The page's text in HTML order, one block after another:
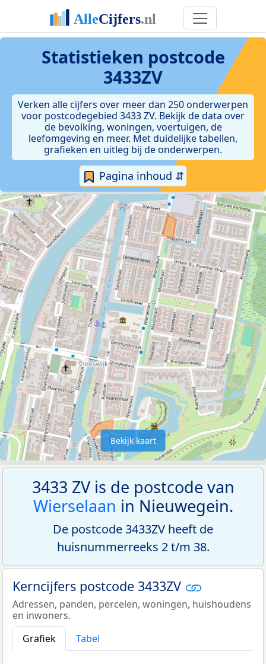
Statistieken postcode
3433ZV
Verken alle cijfers over meer dan 250 onderwerpen
voor postcodegebied 3433 ZV. Bekijk de data over
de bevolking, woningen, voertuigen, de
leefomgeving en meer. Met duidelijke tabellen,
grafieken en uitleg bij de onderwerpen.
Pagina inhoud ⇵
Bekijk kaart
3433 ZV is de postcode van
Wierselaan in Nieuwegein.
De postcode 3433ZV heeft de
huisnummerreeks 2 t/m 38.
Kerncijfers postcode 3433ZV
Adressen, panden, percelen, woningen, huishoudens
en inwoners.
Grafiek
Tabel